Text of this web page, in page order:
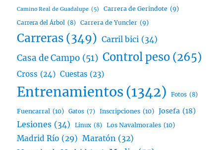
Camino Real de Guadalupe (5) Carrera de Gerindote (9)
Carrera del Árbol (8) Carrera de Yuncler (9)
Carreras (349) Carril bici (34)
Casa de Campo (51) Control peso (265)
Cross (24) Cuestas (23)
Entrenamientos(1342) Fotos (8)
Fuencarral (10) Gatos (7) Inscripciones (10) Josefa (18)
Lesiones (34) Linux (8) Los Navalmorales (10)
Madrid Río (29) Maratón (32)